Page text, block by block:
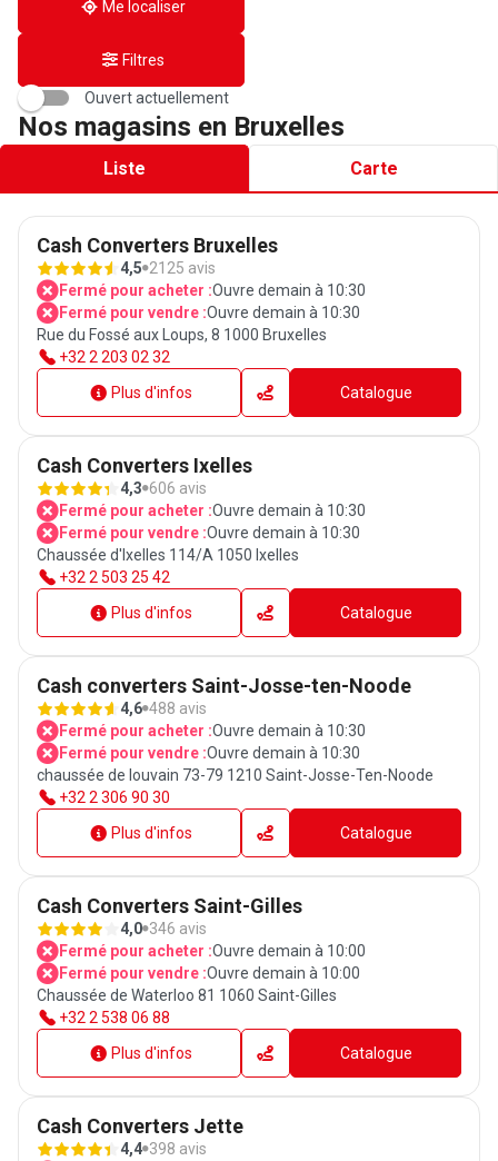
Me localiser
Filtres
Ouvert actuellement
Nos magasins en Bruxelles
Liste Carte
Cash Converters Bruxelles
4,5 2125 avis
Fermé pour acheter :Ouvre demain à 10:30
Fermé pour vendre :Ouvre demain à 10:30
Rue du Fossé aux Loups, 8 1000 Bruxelles
+32 2 203 02 32
Plus d'infos
Catalogue
Cash Converters Ixelles
4,3 606 avis
Fermé pour acheter :Ouvre demain à 10:30
Fermé pour vendre :Ouvre demain à 10:30
Chaussée d'Ixelles 114/A 1050 Ixelles
+32 2 503 25 42
Plus d'infos
Catalogue
Cash converters Saint-Josse-ten-Noode
4,6 488 avis
Fermé pour acheter :Ouvre demain à 10:30
Fermé pour vendre :Ouvre demain à 10:30
chaussée de louvain 73-79 1210 Saint-Josse-Ten-Noode
+32 2 306 90 30
Plus d'infos
Catalogue
Cash Converters Saint-Gilles
4,0 346 avis
Fermé pour acheter :Ouvre demain à 10:00
Fermé pour vendre :Ouvre demain à 10:00
Chaussée de Waterloo 81 1060 Saint-Gilles
+32 2 538 06 88
Plus d'infos
Catalogue
Cash Converters Jette
4,4 398 avis